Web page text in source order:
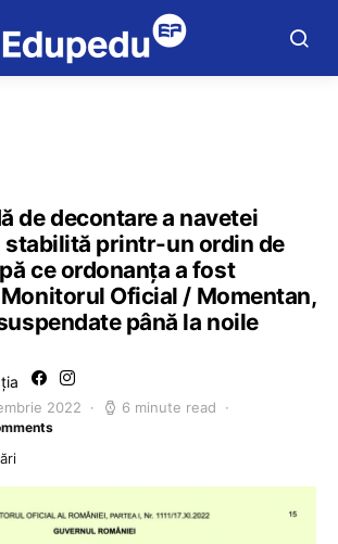
de decontare a navetei
stabilită printr-un ordin de
ce ordonanța a fost
Oficial / Momentan,
până la noile
2022 6 minute read